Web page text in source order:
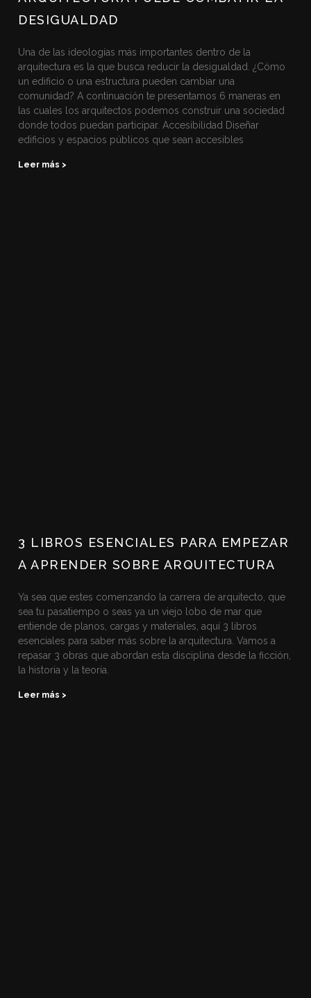
DESIGUALDAD
Una de las ideologías más importantes dentro de la
arquitectura es la que busca reducir la desigualdad. ¿Cómo
un edificio o una estructura pueden cambiar una
comunidad? A continuación te presentamos 6 maneras en
las cuales los arquitectos podemos construir una sociedad
donde todos puedan participar. Accesibilidad Diseñar
edificios y espacios públicos que sean accesibles
Leer más >
3 LIBROS ESENCIALES PARA EMPEZAR
A APRENDER SOBRE ARQUITECTURA
Ya sea que estes comenzando la carrera de arquitecto, que
sea tu pasatiempo o seas ya un viejo lobo de mar que
entiende de planos, cargas y materiales, aquí 3 libros
esenciales para saber más sobre la arquitectura. Vamos a
repasar 3 obras que abordan esta disciplina desde la ficción,
la historia y la teoría.
Leer más >